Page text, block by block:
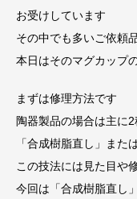
お受けしています
その中でも多いご依頼
本日はそのマグカップ
まずは修理方法です
陶器製品の場合は主に
「合成樹脂直し」また
この技法には見た目や
今回は「合成樹脂直し